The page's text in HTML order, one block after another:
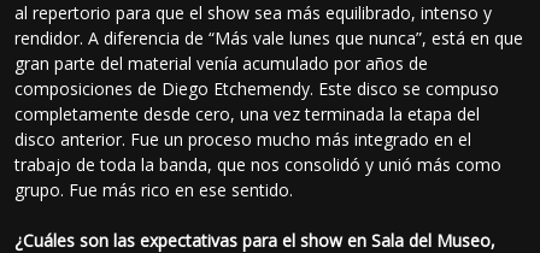
al repertorio para que el show sea más equilibrado, intenso y
rendidor. A diferencia de “Más vale lunes que nunca”, está en que
gran parte del material venía acumulado por años de
composiciones de Diego Etchemendy. Este disco se compuso
completamente desde cero, una vez terminada la etapa del
disco anterior. Fue un proceso mucho más integrado en el
trabajo de toda la banda, que nos consolidó y unió más como
grupo. Fue más rico en ese sentido.
¿Cuáles son las expectativas para el show en Sala del Museo,